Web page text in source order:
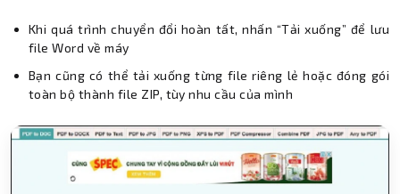
Khi quá trình chuyển đổi hoàn tất, nhấn “Tải xuống” để lưu
file Word về máy
Bạn cũng có thể tải xuống từng file riêng lẻ hoặc đóng gói
toàn bộ thành file ZIP, tùy nhu cầu của mình